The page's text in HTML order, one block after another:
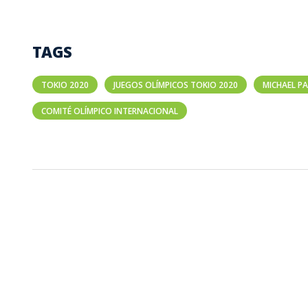
TAGS
TOKIO 2020 JUEGOS OLÍMPICOS TOKIO 2020 MICHAEL
COMITÉ OLÍMPICO INTERNACIONAL